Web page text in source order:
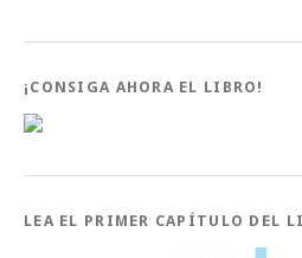
¡CONSIGA AHORA EL LIBRO!
LEA EL PRIMER CAPÍTULO DEL